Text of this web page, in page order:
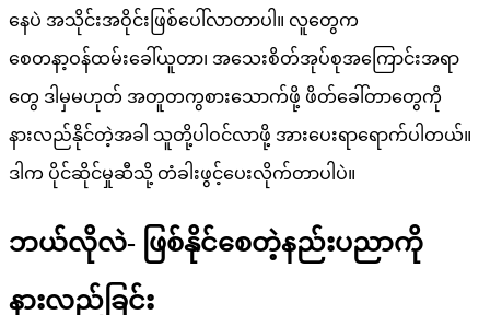
နေပဲ အသိုင်းအဝိုင်းဖြစ်ပေါ်လာတာပါ။ လူတွေက
စေတနာ့ဝန်ထမ်းခေါ်ယူတာ၊ အသေးစိတ်အုပ်စုအကြောင်းအရာ
တွေ ဒါမှမဟုတ် အတူတကွစားသောက်ဖို့ ဖိတ်ခေါ်တာတွေကို
နားလည်နိုင်တဲ့အခါ သူတို့ပါဝင်လာဖို့ အားပေးရာရောက်ပါတယ်။
ဒါက ပိုင်ဆိုင်မှုဆီသို့ တံခါးဖွင့်ပေးလိုက်တာပါပဲ။
ဘယ်လိုလဲ- ဖြစ်နိုင်စေတဲ့နည်းပညာကို
နားလည်ခြင်း